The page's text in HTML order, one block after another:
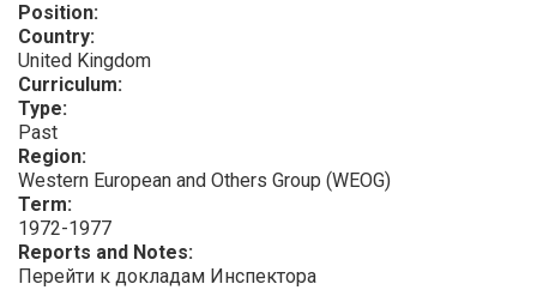
Position:
Country:
United Kingdom
Curriculum:
Type:
Past
Region:
Western European and Others Group (WEOG)
Term:
1972-1977
Reports and Notes:
Перейти к докладам Инспектора